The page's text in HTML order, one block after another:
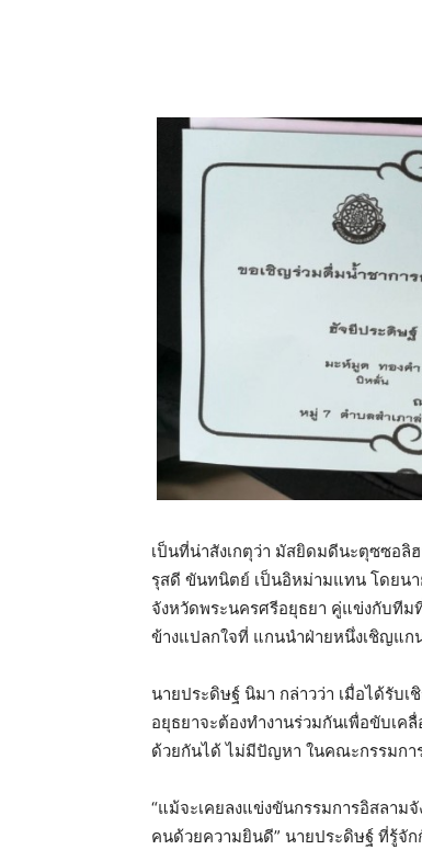
เป็นที่น่าสังเกตุว่า มัสยิดมดีนะตุซซอ
รุสดี ขันทนิตย์ เป็นอิหม่ามแทน โดยน
จังหวัดพระนครศรีอยุธยา คู่แข่งกับที
ข้างแปลกใจที่ แกนนำฝ่ายหนึ่งเชิญแก
นายประดิษฐ์ นิมา กล่าวว่า เมื่อได้รับ
อยุธยาจะต้องทำงานร่วมกันเพื่อขับเ
ด้วยกันได้ ไม่มีปัญหา ในคณะกรรมกา
“แม้จะเคยลงแข่งขันกรรมการอิสลาม
คนด้วยความยินดี” นายประดิษฐ์ ที่รู้จั